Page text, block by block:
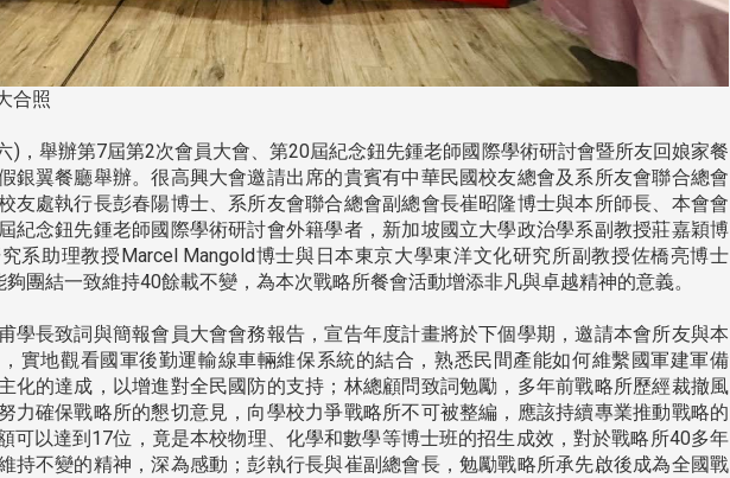
合照
，舉辦第7屆第2次會員大會、第20屆紀念鈕先鍾老師國際學術研討會暨所友回娘家餐
銀翼餐廳舉辦。很高興大會邀請出席的貴賓有中華民國校友總會及系所友會聯合總會
友處執行長彭春陽博士、系所友會聯合總會副總會長崔昭隆博士與本所師長、本會會
紀念鈕先鍾老師國際學術研討會外籍學者，新加坡國立大學政治學系副教授莊嘉穎博
系助理教授Marcel Mangold博士與日本東京大學東洋文化研究所副教授佐橋亮博士
團結一致維持40餘載不變，為本次戰略所餐會活動增添非凡與卓越精神的意義。
學長致詞與簡報會員大會會務報告，宣告年度計畫將於下個學期，邀請本會所友與本
實地觀看國軍後勤運輸線車輛維保系統的結合，熟悉民間產能如何維繫國軍建軍備
化的達成，以增進對全民國防的支持；林總顧問致詞勉勵，多年前戰略所歷經裁撤風
力確保戰略所的懇切意見，向學校力爭戰略所不可被整編，應該持續專業推動戰略的
可以達到17位，竟是本校物理、化學和數學等博士班的招生成效，對於戰略所40多年
持不變的精神，深為感動；彭執行長與崔副總會長，勉勵戰略所承先啟後成為全國戰